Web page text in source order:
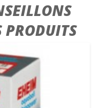
PRODUITS